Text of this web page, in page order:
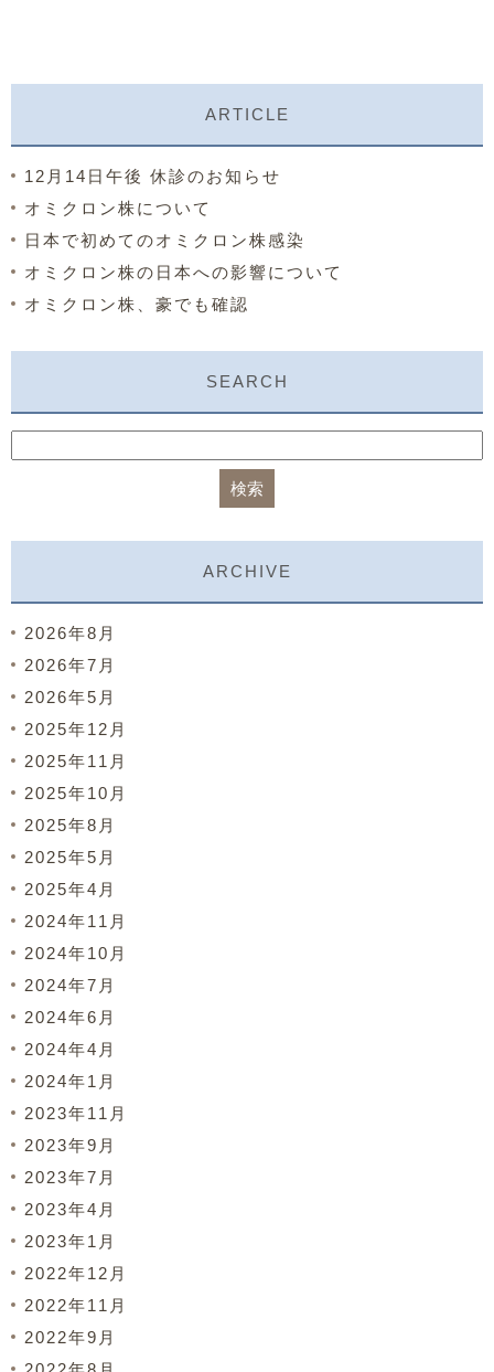
ARTICLE
12月14日午後 休診のお知らせ
オミクロン株について
日本で初めてのオミクロン株感染
オミクロン株の日本への影響について
オミクロン株、豪でも確認
SEARCH
ARCHIVE
2026年8月
2026年7月
2026年5月
2025年12月
2025年11月
2025年10月
2025年8月
2025年5月
2025年4月
2024年11月
2024年10月
2024年7月
2024年6月
2024年4月
2024年1月
2023年11月
2023年9月
2023年7月
2023年4月
2023年1月
2022年12月
2022年11月
2022年9月